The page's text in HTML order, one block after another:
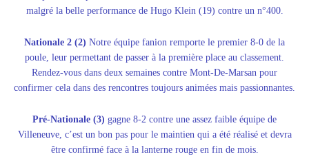
malgré la belle performance de Hugo Klein (19) contre un n°400.
Nationale 2 (2) Notre équipe fanion remporte le premier 8-0 de la
poule, leur permettant de passer à la première place au classement.
Rendez-vous dans deux semaines contre Mont-De-Marsan pour
confirmer cela dans des rencontres toujours animées mais passionnantes.
Pré-Nationale (3) gagne 8-2 contre une assez faible équipe de
Villeneuve, c’est un bon pas pour le maintien qui a été réalisé et devra
être confirmé face à la lanterne rouge en fin de mois.